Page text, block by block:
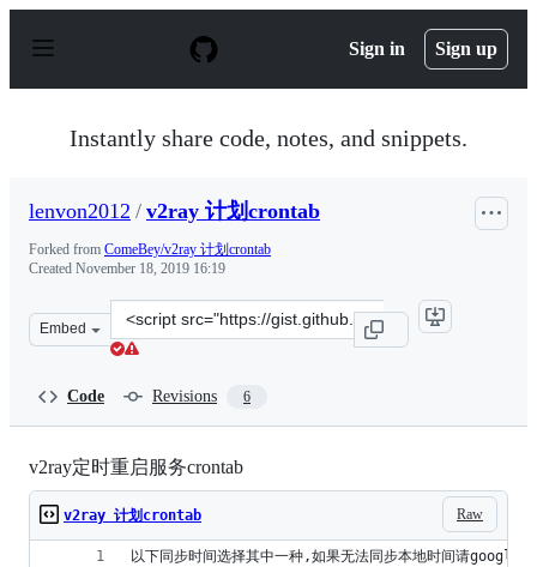
p
Sign in Sign up
Instantly share code, notes, and snippets.
lenvon2012 / v2ray 计划crontab
Forked from ComeBey/v2ray 计划crontab
Created November 18, 2019 16:19
Embed
Clone
this
Code Revisions 6
v2ray定时重启服务crontab
Raw
v2ray 计划crontab
以下同步时间选择其中一种,如果无法同步本地时间请